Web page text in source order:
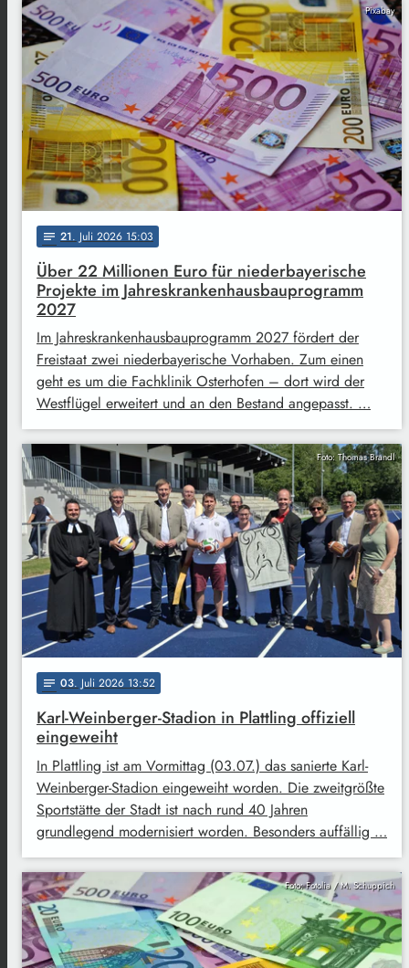
Pixabay
notes 21. Juli 2026 15:03
Über 22 Millionen Euro für niederbayerische
Projekte im Jahreskrankenhausbauprogramm
2027
Im Jahreskrankenhausbauprogramm 2027 fördert der
Freistaat zwei niederbayerische Vorhaben. Zum einen
geht es um die Fachklinik Osterhofen – dort wird der
Westflügel erweitert und an den Bestand angepasst. …
Foto: Thomas Brandl
notes 03. Juli 2026 13:52
Karl-Weinberger-Stadion in Plattling offiziell
eingeweiht
In Plattling ist am Vormittag (03.07.) das sanierte Karl-
Weinberger-Stadion eingeweiht worden. Die zweitgrößte
Sportstätte der Stadt ist nach rund 40 Jahren
grundlegend modernisiert worden. Besonders auffällig …
Foto: Fotolia / M. Schuppich